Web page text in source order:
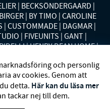
BECKSÖNDERGAARD
BY TIMO CAROLINE
CUSTOMMADE DAGMAR
FIVEUNITS GANT
HENRY DEAN HOME
CALIFORNIA MOS MOSH
NÜMPH POLO RALPH
SECOND FEMALE
STOCKINGS
VIVEH
och personlig
av cookies. Genom att
detta. Här kan du läsa mer
tackar nej till dem.